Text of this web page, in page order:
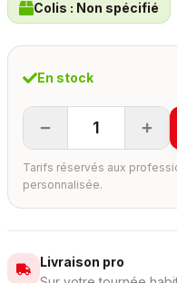
Colis : Non spécifié
En stock
1
Tarifs réservés aux
personnalisée.
Livraison pro